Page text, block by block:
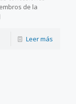
de la
Leer más